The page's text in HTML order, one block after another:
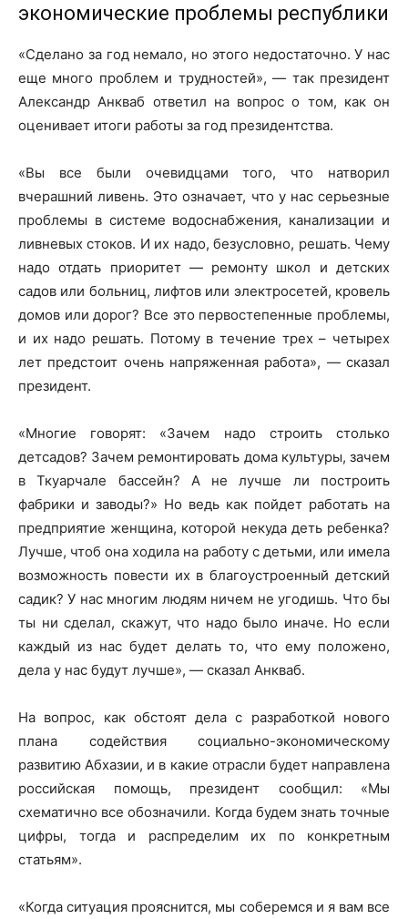
экономические проблемы республики
«Сделано за год немало, но этого недостаточно. У нас
еще много проблем и трудностей», — так президент
Александр Анкваб ответил на вопрос о том, как он
оценивает итоги работы за год президентства.
«Вы все были очевидцами того, что натворил
вчерашний ливень. Это означает, что у нас серьезные
проблемы в системе водоснабжения, канализации и
ливневых стоков. И их надо, безусловно, решать. Чему
надо отдать приоритет — ремонту школ и детских
садов или больниц, лифтов или электросетей, кровель
домов или дорог? Все это первостепенные проблемы,
и их надо решать. Потому в течение трех – четырех
лет предстоит очень напряженная работа», — сказал
президент.
«Многие говорят: «Зачем надо строить столько
детсадов? Зачем ремонтировать дома культуры, зачем
в Ткуарчале бассейн? А не лучше ли построить
фабрики и заводы?» Но ведь как пойдет работать на
предприятие женщина, которой некуда деть ребенка?
Лучше, чтоб она ходила на работу с детьми, или имела
возможность повести их в благоустроенный детский
садик? У нас многим людям ничем не угодишь. Что бы
ты ни сделал, скажут, что надо было иначе. Но если
каждый из нас будет делать то, что ему положено,
дела у нас будут лучше», — сказал Анкваб.
На вопрос, как обстоят дела с разработкой нового
плана содействия социально-экономическому
развитию Абхазии, и в какие отрасли будет направлена
российская помощь, президент сообщил: «Мы
схематично все обозначили. Когда будем знать точные
цифры, тогда и распределим их по конкретным
статьям».
«Когда ситуация прояснится, мы соберемся и я вам все